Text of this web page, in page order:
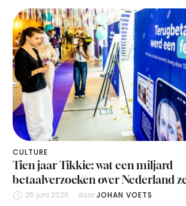
CULTURE
Tien jaar Tikkie: wat een miljard
betaalverzoeken over Nederland
25 juni 2026 door JOHAN VOETS